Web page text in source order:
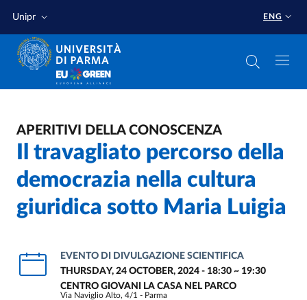
Unipr ENG
APERITIVI DELLA CONOSCENZA
Il travagliato percorso della
democrazia nella cultura
giuridica sotto Maria Luigia
EVENTO DI DIVULGAZIONE SCIENTIFICA
THURSDAY, 24 OCTOBER, 2024 - 18:30 ~ 19:30
CENTRO GIOVANI LA CASA NEL PARCO
Via Naviglio Alto, 4/1 - Parma